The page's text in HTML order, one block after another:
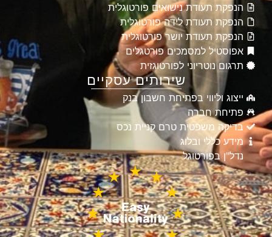
הנפקת תעודת נישואים פורטוגלית
הנפקת תעודת לידה פורטוגלית
הנפקת תעודת יושר פורטוגלית
אפוסטיל למסמכים פורטגלים
תרגום נוטריוני לפורטוגזית
שירותים עסקיים
ייצוג וליווי בפתיחת חשבון בנק
פתיחת חברה
בדיקה משפטית טרם קניית נכס
מידע כללי ובלוג
נדל"ן בפורטוגל